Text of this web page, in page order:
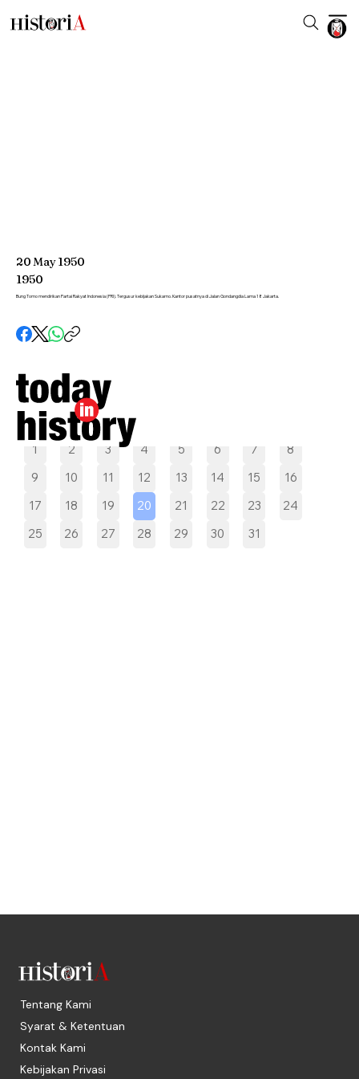
Pilih tanggal
1 2 3 4 5 6 7
8
9
10 11 12 13 14 15
16
17
18 19 20 21 22 23
24
25
26 27 28 29 30 31
20May1950
1950
Bung Tomo mendirikan Partai Rakyat Indonesia (PRI). Tergusur kebijakan Sukarno. Kantor pusatnya di Jalan Gondangdia Lama 18 Jakarta.
Tentang Kami
Syarat & Ketentuan
Kontak Kami
Kebijakan Privasi